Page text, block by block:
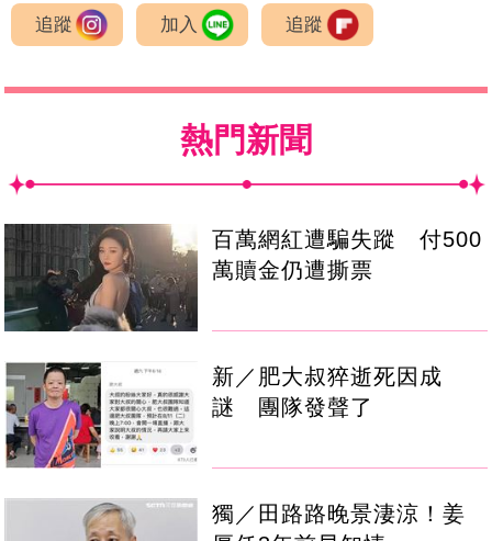
追蹤 加入 追蹤
熱門新聞
百萬網紅遭騙失蹤 付500
萬贖金仍遭撕票
新／肥大叔猝逝死因成
謎 團隊發聲了
獨／田路路晚景淒涼！姜